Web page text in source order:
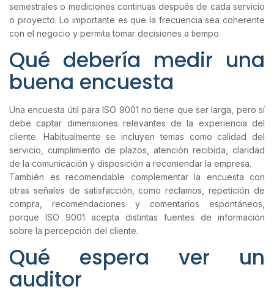
semestrales o mediciones continuas después de cada servicio
o proyecto. Lo importante es que la frecuencia sea coherente
con el negocio y permita tomar decisiones a tiempo.
Qué debería medir una
buena encuesta
Una encuesta útil para ISO 9001 no tiene que ser larga, pero sí
debe captar dimensiones relevantes de la experiencia del
cliente. Habitualmente se incluyen temas como calidad del
servicio, cumplimiento de plazos, atención recibida, claridad
de la comunicación y disposición a recomendar la empresa.
También es recomendable complementar la encuesta con
otras señales de satisfacción, como reclamos, repetición de
compra, recomendaciones y comentarios espontáneos,
porque ISO 9001 acepta distintas fuentes de información
sobre la percepción del cliente.
Qué espera ver un
auditor